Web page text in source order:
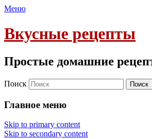
Меню
Вкусные рецепты
Простые домашние
Поиск
Главное меню
Skip to primary content
Skip to secondary content